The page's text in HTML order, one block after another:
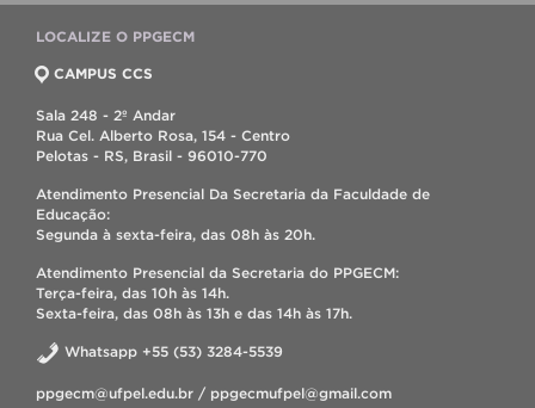
LOCALIZE O PPGECM
CAMPUS CCS
Sala 248 - 2º Andar
Rua Cel. Alberto Rosa, 154 - Centro
Pelotas - RS, Brasil - 96010-770
Atendimento Presencial Da Secretaria da Faculdade de
Educação:
Segunda à sexta-feira, das 08h às 20h.
Atendimento Presencial da Secretaria do PPGECM:
Terça-feira, das 10h às 14h.
Sexta-feira, das 08h às 13h e das 14h às 17h.
Whatsapp +55 (53) 3284-5539
ppgecm@ufpel.edu.br / ppgecmufpel@gmail.com